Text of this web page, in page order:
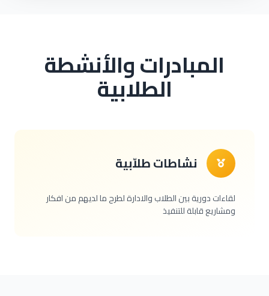
المبادرات والأنشطة
الطلابية
نشاطات طلاّبية
لقاءات دورية بين الطلاب والادارة لطرح ما لديهم من افكار
ومشاريع قابلة للتنفيذ